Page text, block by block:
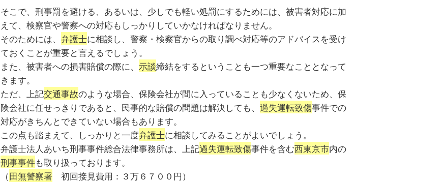
そこで、刑事罰を避ける、あるいは、少しでも軽い処罰にするためには、被害者対応に加
えて、検察官や警察への対応もしっかりしていかなければなりません。
そのためには、 弁護士に相談し、警察・検察官からの取り調べ対応等のアドバイスを受け
ておくことが重要と言えるでしょう。
また、被害者への損害賠償の際に、 示談締結をするということも一つ重要なこととなって
きます。
ただ、上記交通事故のような場合、保険会社が間に入っていることも少なくないため、保
険会社に任せっきりであると、民事的な賠償の問題は解決しても、 過失運転致傷事件での
対応がきちんとできていない場合もあります。
この点も踏まえて、しっかりと一度弁護士に相談してみることがよいでしょう。
弁護士法人あいち刑事事件総合法律事務所は、上記過失運転致傷事件を含む西東京市内の
刑事事件も取り扱っております。
（田無警察署 初回接見費用：３万６７００円）